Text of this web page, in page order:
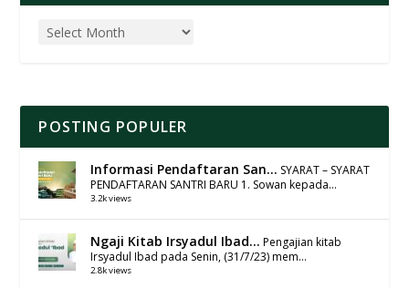
POSTING POPULER
Informasi Pendaftaran San... SYARAT – SYARAT
PENDAFTARAN SANTRI BARU 1. Sowan kepada...
3.2k views
Ngaji Kitab Irsyadul Ibad... Pengajian kitab
Irsyadul Ibad pada Senin, (31/7/23) mem...
2.8k views